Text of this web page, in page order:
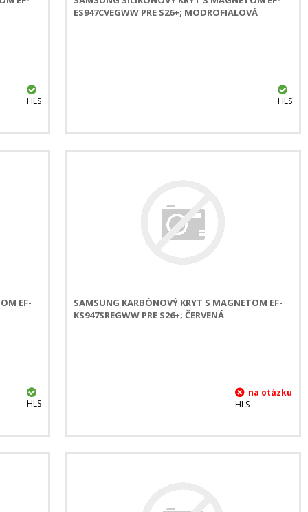
HLS
ES947CVEGWW PRE S26+; MODROFIALOVÁ
HLS
EF-
HLS
SAMSUNG KARBÓNOVÝ KRYT S MAGNETOM EF-
KS947SREGWW PRE S26+; ČERVENÁ
HLS